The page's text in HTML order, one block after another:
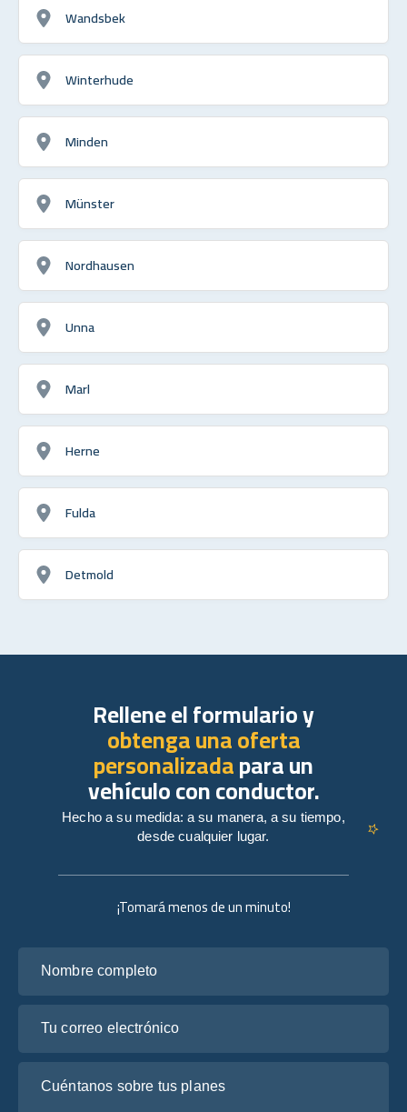
Wandsbek
Winterhude
Minden
Münster
Nordhausen
Unna
Marl
Herne
Fulda
Detmold
¡Tomará menos de un minuto!
Rellene el formulario y
obtenga una oferta
personalizadapara un
vehículo con conductor.
Hecho a su medida: a su manera, a su tiempo,
desde cualquier lugar.